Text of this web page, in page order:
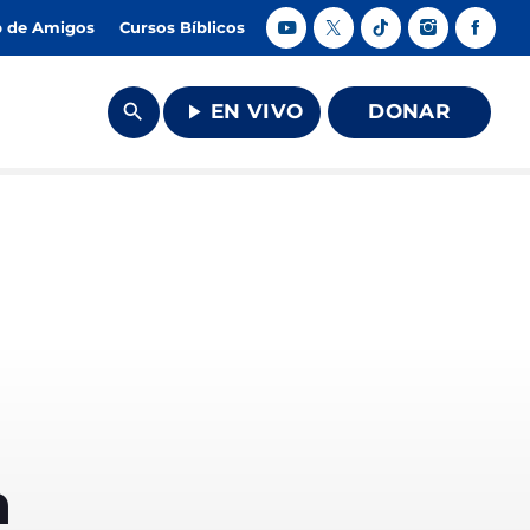
de Amigos Cursos Bíblicos
search play_arrow EN VIVO DONAR
close